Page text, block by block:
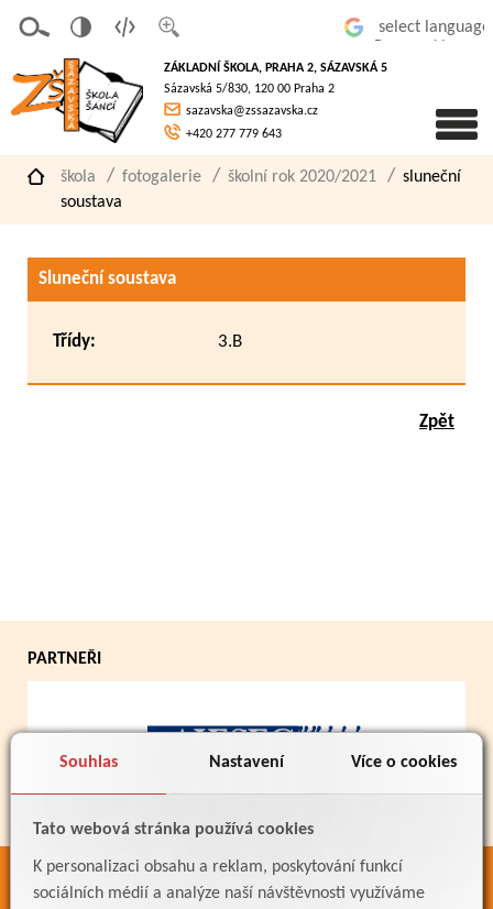
Souhlas Nastavení Více o cookies
Tato webová stránka používá cookies
K personalizaci obsahu a reklam, poskytování funkcí
sociálních médií a analýze naší návštěvnosti využíváme
písmo
á
verze
pro
slaboz
raké
ZÁKLADNÍ ŠKOLA, PRAHA 2, SÁZAVSKÁ 5
Sázavská 5/830, 120 00 Praha 2
sazavska@zssazavska.cz
+420 277 779 643
škola fotogalerie školní rok 2020/2021
sluneční
soustava
Sluneční soustava
Třídy: 3.B
Zpět
PARTNEŘI
ODKAZY